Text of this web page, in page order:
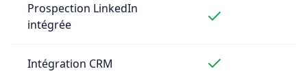
Prospection LinkedIn
intégrée
Intégration CRM